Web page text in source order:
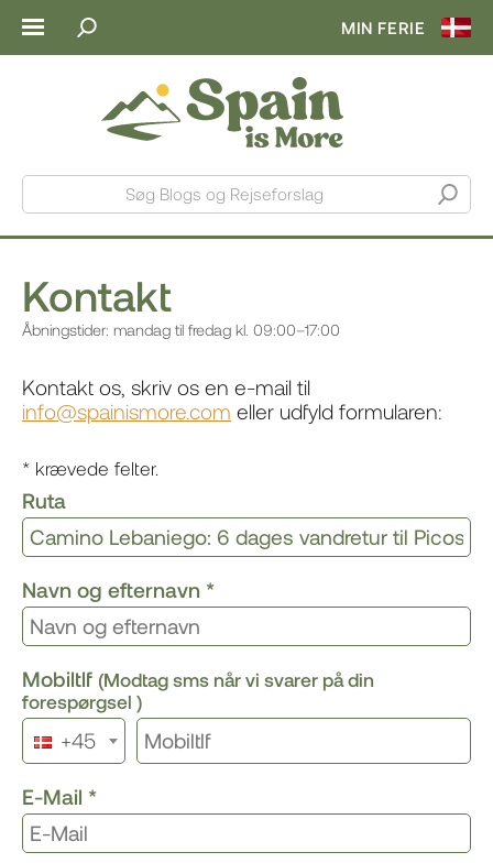
MIN FERIE
Søg Blogs og Rejseforslag
Kontakt
Åbningstider: mandag til fredag kl. 09:00–17:00
Kontakt os, skriv os en e-mail til
info@spainismore.com eller udfyld formularen:
* krævede felter.
Ruta
Navn og efternavn *
Mobiltlf (Modtag sms når vi svarer på din
forespørgsel )
+45
E-Mail *